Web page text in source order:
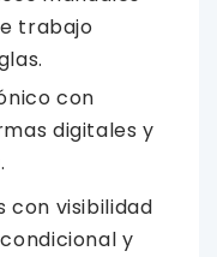
trabajo
con
digitales y
con visibilidad
y